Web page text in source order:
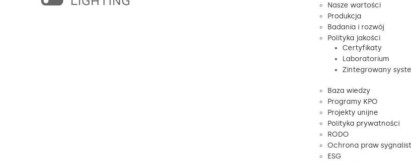
Nasze wartości
Produkcja
Badania i rozwój
Polityka jakości
Certyfikaty
Laboratorium
Zintegrowany
Baza wiedzy
Programy KPO
Projekty unijne
Polityka prywatności
RODO
Ochrona praw
ESG